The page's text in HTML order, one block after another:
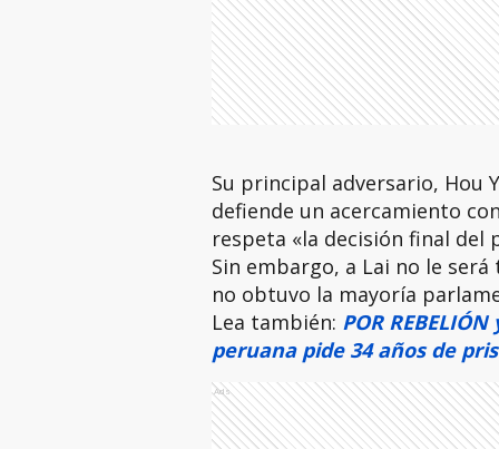
Su principal adversario, Hou
defiende un acercamiento
respeta «la decisión final del
Sin embargo, a Lai no le
no obtuvo la mayoría
Lea también: POR
peruana pide 34 años de
Ads